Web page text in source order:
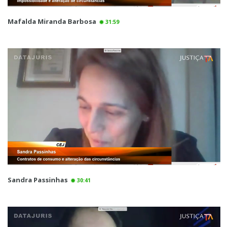
Mafalda Miranda Barbosa 31:59
Sandra Passinhas 30:41